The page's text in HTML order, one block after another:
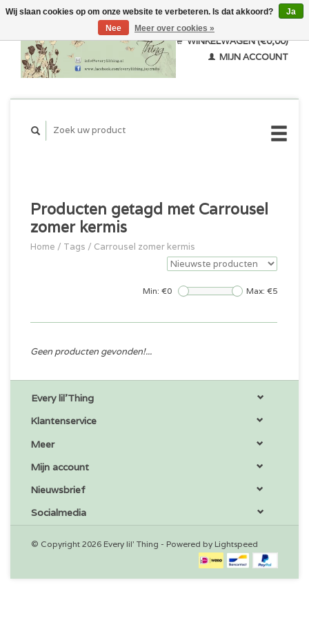
WINKELWAGEN (€0,00)
MIJN ACCOUNT
Producten getagd met Carrousel
zomer kermis
Home / Tags / Carrousel zomer kermis
Min: €0 Max: €5
Geen producten gevonden!...
Every lil'Thing
Klantenservice
Meer
Mijn account
Nieuwsbrief
Socialmedia
© Copyright 2026 Every lil' Thing - Powered by Lightspeed
Wij slaan cookies op om onze website te verbeteren. Is dat akkoord?
Ja
Nee
Meer over cookies »